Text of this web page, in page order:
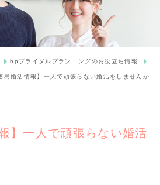
bpブライダルプランニングのお役立ち情報
島婚活情報】一人で頑張らない婚活をしませんか
】一人で頑張らない婚活